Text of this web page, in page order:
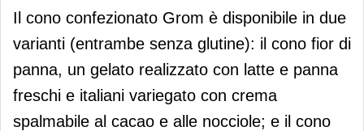
Il cono confezionato Grom è disponibile in due
varianti (entrambe senza glutine): il cono fior di
panna, un gelato realizzato con latte e panna
freschi e italiani variegato con crema
spalmabile al cacao e alle nocciole; e il cono